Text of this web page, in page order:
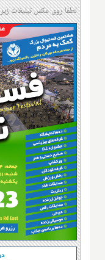
لطفا روی عکس تبلیغات